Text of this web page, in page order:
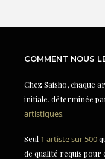
COMMENT NOUS
Chez Saisho, chaque
initiale, déterminée
artistiques.
Seul 1 artiste sur 500
de qualité requis pour